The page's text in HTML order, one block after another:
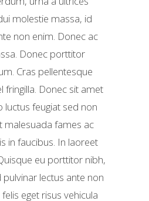
molestie massa, id
non enim. Donec ac
Donec porttitor
Cras pellentesque
fringilla. Donec sit amet
luctus feugiat sed non
malesuada fames ac
in faucibus. In laoreet
eu porttitor nibh,
lectus ante non
eget risus vehicula